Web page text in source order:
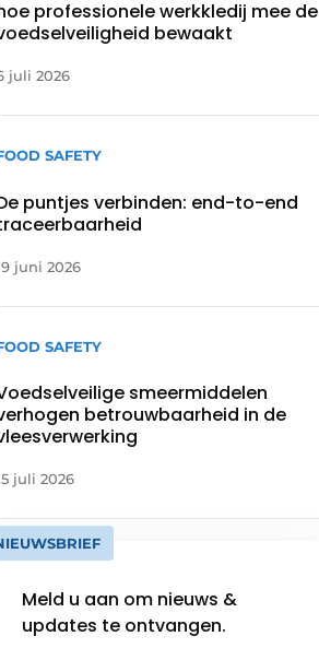
professionele werkkledij mee de
bewaakt
juli 2026
SAFETY
puntjes verbinden: end-to-end
juni 2026
SAFETY
smeermiddelen
betrouwbaarheid in de
juli 2026
Meld u aan om nieuws &
updates te ontvangen.